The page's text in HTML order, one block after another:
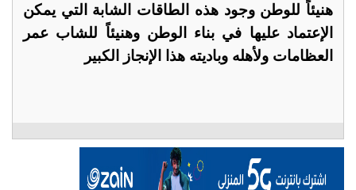
هنيئاً للوطن وجود هذه الطاقات الشابة التي يمكن
الإعتماد عليها في بناء الوطن وهنيئاً للشاب عمر
العظامات ولأهله وباديته هذا الإنجاز الكبير